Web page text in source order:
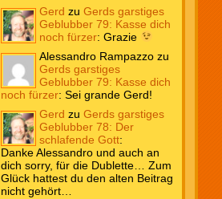
Gerd zuGerds garstiges
Geblubber 79: Kasse dich
noch fürzer:Grazie
Alessandro Rampazzo zu
Gerds garstiges
Geblubber 79: Kasse dich
noch fürzer:Sei grande Gerd!
Gerd zuGerds garstiges
Geblubber 78: Der
schlafende Gott:
Danke Alessandro und auch an
dich sorry, für die Dublette… Zum
Glück hattest du den alten Beitrag
nicht gehört…